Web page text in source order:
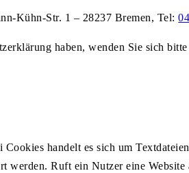
Kühn-Str. 1 – 28237 Bremen, Tel:
haben, wenden Sie sich
handelt es sich um
werden. Ruft ein Nutzer eine